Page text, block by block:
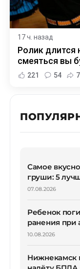
17 ч. назад
Ролик длится
смеяться вы
221 54
Самое
груши: 5
07.08.2026
Ребенок
ранения при
10.08.2026
Нижнекамск